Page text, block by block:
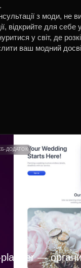
з моди, не
відкрийте для себе
у світ, де
ваш модний
—